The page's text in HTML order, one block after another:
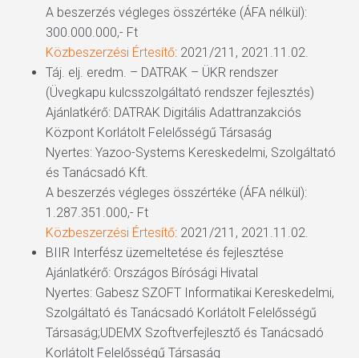
A beszerzés végleges összértéke (ÁFA nélkül):
300.000.000,- Ft
Közbeszerzési Értesítő: 2021/211, 2021.11.02.
Táj. elj. eredm. – DATRAK – ÜKR rendszer
(Üvegkapu kulcsszolgáltató rendszer fejlesztés)
Ajánlatkérő: DATRAK Digitális Adattranzakciós
Központ Korlátolt Felelősségű Társaság
Nyertes: Yazoo-Systems Kereskedelmi, Szolgáltató
és Tanácsadó Kft.
A beszerzés végleges összértéke (ÁFA nélkül):
1.287.351.000,- Ft
Közbeszerzési Értesítő: 2021/211, 2021.11.02.
BIIR Interfész üzemeltetése és fejlesztése
Ajánlatkérő: Országos Bírósági Hivatal
Nyertes: Gabesz SZOFT Informatikai Kereskedelmi,
Szolgáltató és Tanácsadó Korlátolt Felelősségű
Társaság;UDEMX Szoftverfejlesztő és Tanácsadó
Korlátolt Felelősségű Társaság